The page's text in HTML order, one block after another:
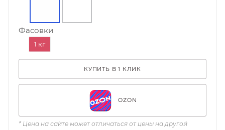
Фасовки
1 кг
КУПИТЬ В 1 КЛИК
OZON
* Цена на сайте может отличаться от цены на другой